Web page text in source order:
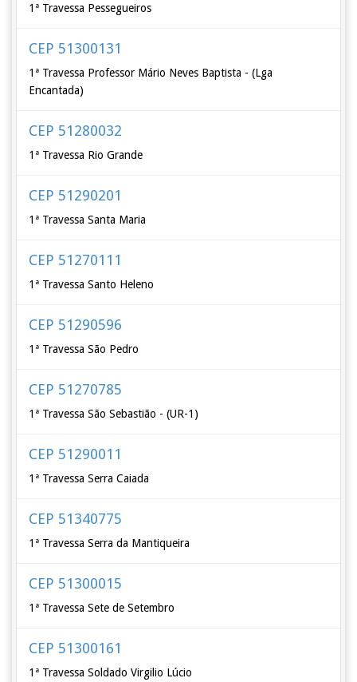
1ª Travessa Pessegueiros
CEP 51300131
1ª Travessa Professor Mário Neves Baptista - (Lga
Encantada)
CEP 51280032
1ª Travessa Rio Grande
CEP 51290201
1ª Travessa Santa Maria
CEP 51270111
1ª Travessa Santo Heleno
CEP 51290596
1ª Travessa São Pedro
CEP 51270785
1ª Travessa São Sebastião - (UR-1)
CEP 51290011
1ª Travessa Serra Caiada
CEP 51340775
1ª Travessa Serra da Mantiqueira
CEP 51300015
1ª Travessa Sete de Setembro
CEP 51300161
1ª Travessa Soldado Virgilio Lúcio